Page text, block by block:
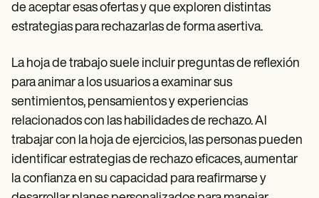
de aceptar esas ofertas y que exploren distintas
estrategias para rechazarlas de forma asertiva.
La hoja de trabajo suele incluir preguntas de reflexión
para animar a los usuarios a examinar sus
sentimientos, pensamientos y experiencias
relacionados con las habilidades de rechazo. Al
trabajar con la hoja de ejercicios, las personas pueden
identificar estrategias de rechazo eficaces, aumentar
la confianza en su capacidad para reafirmarse y